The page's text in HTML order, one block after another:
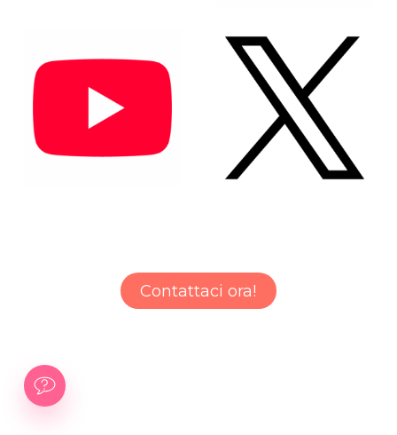
Contattaci ora!